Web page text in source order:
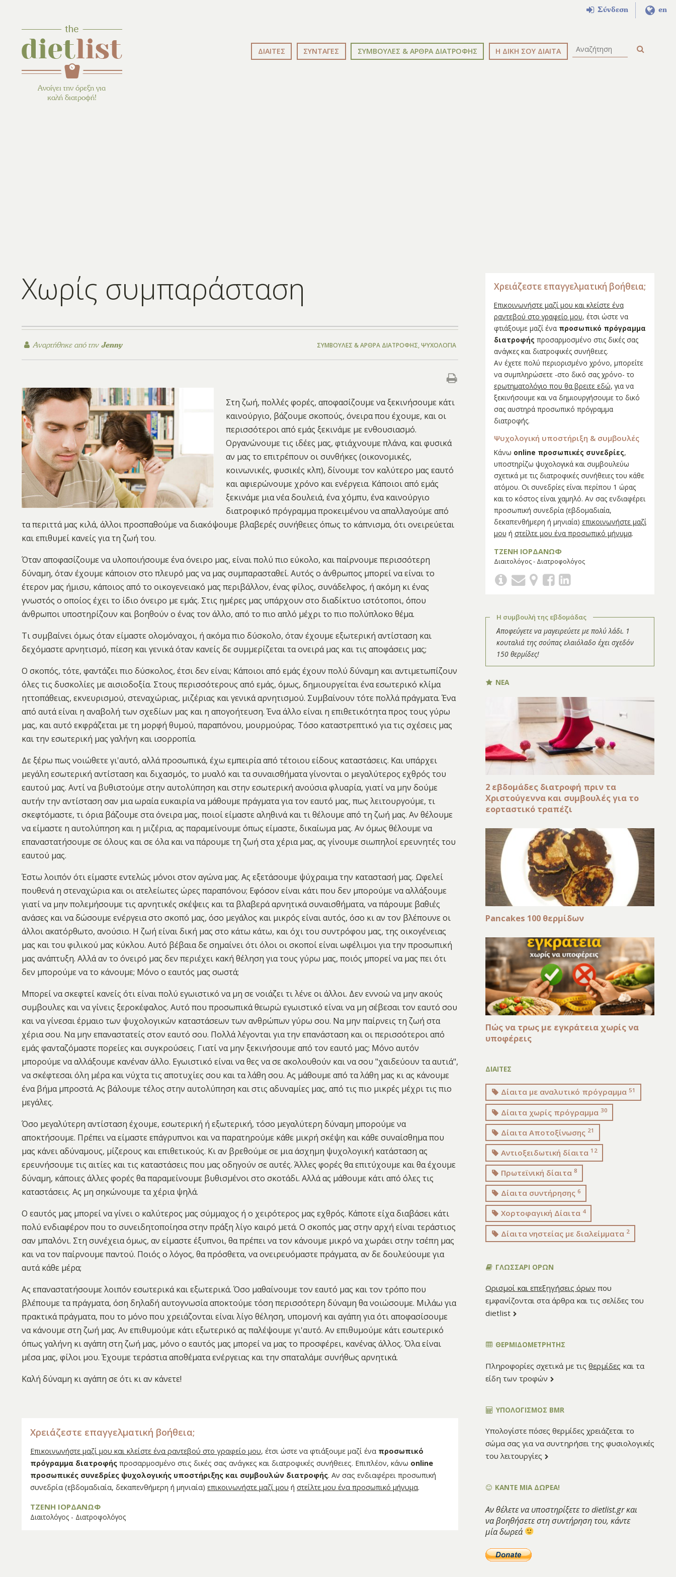
en
Σύνδεση
Ανοίγει την όρεξη για
καλή διατροφή!
ΔΙΑΙΤΕΣ ΣΥΝΤΑΓΕΣ ΣΥΜΒΟΥΛΕΣ & ΑΡΘΡΑ ΔΙΑΤΡΟΦΗΣ Η ΔΙΚΗ ΣΟΥ ΔΙΑΙΤΑ
Χωρίς συμπαράσταση
Αναρτήθηκε από τηνJenny ΣΥΜΒΟΥΛΈΣ & ΆΡΘΡΑ ΔΙΑΤΡΟΦΉΣ,ΨΥΧΟΛΟΓΊΑ
Στη ζωή, πολλές φορές, αποφασίζουμε να ξεκινήσουμε κάτι
καινούργιο, βάζουμε σκοπούς, όνειρα που έχουμε, και οι
περισσότεροι από εμάς ξεκινάμε με ενθουσιασμό.
Οργανώνουμε τις ιδέες μας, φτιάχνουμε πλάνα, και φυσικά
αν μας το επιτρέπουν οι συνθήκες (οικονομικές,
κοινωνικές, φυσικές κλπ), δίνουμε τον καλύτερο μας εαυτό
και αφιερώνουμε χρόνο και ενέργεια. Κάποιοι από εμάς
ξεκινάμε μια νέα δουλειά, ένα χόμπυ, ένα καινούργιο
διατροφικό πρόγραμμα προκειμένου να απαλλαγούμε από
τα περιττά μας κιλά, άλλοι προσπαθούμε να διακόψουμε βλαβερές συνήθειες όπως το κάπνισμα, ότι ονειρεύεται
και επιθυμεί κανείς για τη ζωή του.
Όταν αποφασίζουμε να υλοποιήσουμε ένα όνειρο μας, είναι πολύ πιο εύκολο, και παίρνουμε περισσότερη
δύναμη, όταν έχουμε κάποιον στο πλευρό μας να μας συμπαρασταθεί. Αυτός ο άνθρωπος μπορεί να είναι το
έτερον μας ήμισυ, κάποιος από το οικογενειακό μας περιβάλλον, ένας φίλος, συνάδελφος, ή ακόμη κι ένας
γνωστός ο οποίος έχει το ίδιο όνειρο με εμάς. Στις ημέρες μας υπάρχουν στο διαδίκτυο ιστότοποι, όπου
άνθρωποι υποστηρίζουν και βοηθούν ο ένας τον άλλο, από το πιο απλό μέχρι το πιο πολύπλοκο θέμα.
Τι συμβαίνει όμως όταν είμαστε ολομόναχοι, ή ακόμα πιο δύσκολο, όταν έχουμε εξωτερική αντίσταση και
δεχόμαστε αρνητισμό, πίεση και γενικά όταν κανείς δε συμμερίζεται τα ονειρά μας και τις αποφάσεις μας;
Ο σκοπός, τότε, φαντάζει πιο δύσκολος, έτσι δεν είναι; Κάποιοι από εμάς έχουν πολύ δύναμη και αντιμετωπίζουν
όλες τις δυσκολίες με αισιοδοξία. Στους περισσότερους από εμάς, όμως, δημιουργείται ένα εσωτερικό κλίμα
ηττοπάθειας, εκνευρισμού, στεναχώριας, μιζέριας και γενικά αρνητισμού. Συμβαίνουν τότε πολλά πράγματα. Ένα
από αυτά είναι η αναβολή των σχεδίων μας και η απογοήτευση. Ένα άλλο είναι η επιθετικότητα προς τους γύρω
μας, και αυτό εκφράζεται με τη μορφή θυμού, παραπόνου, μουρμούρας. Τόσο καταστρεπτικό για τις σχέσεις μας
και την εσωτερική μας γαλήνη και ισορροπία.
Δε ξέρω πως νοιώθετε γι'αυτό, αλλά προσωπικά, έχω εμπειρία από τέτοιου είδους καταστάσεις. Και υπάρχει
μεγάλη εσωτερική αντίσταση και διχασμός, το μυαλό και τα συναισθήματα γίνονται ο μεγαλύτερος εχθρός του
εαυτού μας. Αντί να βυθιστούμε στην αυτολύπηση και στην εσωτερική ανούσια φλυαρία, γιατί να μην δούμε
αυτήν την αντίσταση σαν μια ωραία ευκαιρία να μάθουμε πράγματα για τον εαυτό μας, πως λειτουργούμε, τι
σκεφτόμαστε, τι όρια βάζουμε στα όνειρα μας, ποιοί είμαστε αληθινά και τι θέλουμε από τη ζωή μας. Αν θέλουμε
να είμαστε η αυτολύπηση και η μιζέρια, ας παραμείνουμε όπως είμαστε, δικαίωμα μας. Αν όμως θέλουμε να
επαναστατήσουμε σε όλους και σε όλα και να πάρουμε τη ζωή στα χέρια μας, ας γίνουμε σιωπηλοί ερευνητές του
εαυτού μας.
Έστω λοιπόν ότι είμαστε εντελώς μόνοι στον αγώνα μας. Ας εξετάσουμε ψύχραιμα την καταστασή μας. Ωφελεί
πουθενά η στεναχώρια και οι ατελείωτες ώρες παραπόνου; Εφόσον είναι κάτι που δεν μπορούμε να αλλάξουμε
γιατί να μην πολεμήσουμε τις αρνητικές σκέψεις και τα βλαβερά αρνητικά συναισθήματα, να πάρουμε βαθιές
ανάσες και να δώσουμε ενέργεια στο σκοπό μας, όσο μεγάλος και μικρός είναι αυτός, όσο κι αν τον βλέπουνε οι
άλλοι ακατόρθωτο, ανούσιο. Η ζωή είναι δική μας στο κάτω κάτω, και όχι του συντρόφου μας, της οικογένειας
μας και του φιλικού μας κύκλου. Αυτό βέβαια δε σημαίνει ότι όλοι οι σκοποί είναι ωφέλιμοι για την προσωπική
μας ανάπτυξη. Αλλά αν το όνειρό μας δεν περιέχει κακή θέληση για τους γύρω μας, ποιός μπορεί να μας πει ότι
δεν μπορούμε να το κάνουμε; Μόνο ο εαυτός μας σωστά;
Μπορεί να σκεφτεί κανείς ότι είναι πολύ εγωιστικό να μη σε νοιάζει τι λένε οι άλλοι. Δεν εννοώ να μην ακούς
συμβουλες και να γίνεις ξεροκέφαλος. Αυτό που προσωπικά θεωρώ εγωιστικό είναι να μη σέβεσαι τον εαυτό σου
και να γίνεσαι έρμαιο των ψυχολογικών καταστάσεων των ανθρώπων γύρω σου. Να μην παίρνεις τη ζωή στα
χέρια σου. Να μην επαναστατείς στον εαυτό σου. Πολλά λέγονται για την επανάσταση και οι περισσότεροι από
εμάς φανταζόμαστε πορείες και συγκρούσεις. Γιατί να μην ξεκινήσουμε από τον εαυτό μας; Μόνο αυτόν
μπορούμε να αλλάξουμε κανέναν άλλο. Εγωιστικό είναι να θες να σε ακολουθούν και να σου "χαιδεύουν τα αυτιά",
να σκέφτεσαι όλη μέρα και νύχτα τις αποτυχίες σου και τα λάθη σου. Ας μάθουμε από τα λάθη μας κι ας κάνουμε
ένα βήμα μπροστά. Ας βάλουμε τέλος στην αυτολύπηση και στις αδυναμίες μας, από τις πιο μικρές μέχρι τις πιο
μεγάλες.
Όσο μεγαλύτερη αντίσταση έχουμε, εσωτερική ή εξωτερική, τόσο μεγαλύτερη δύναμη μπορούμε να
αποκτήσουμε. Πρέπει να είμαστε επάγρυπνοι και να παρατηρούμε κάθε μικρή σκέψη και κάθε συναίσθημα που
μας κάνει αδύναμους, μίζερους και επιθετικούς. Κι αν βρεθούμε σε μια άσχημη ψυχολογική κατάσταση ας
ερευνήσουμε τις αιτίες και τις καταστάσεις που μας οδηγούν σε αυτές. Άλλες φορές θα επιτύχουμε και θα έχουμε
δύναμη, κάποιες άλλες φορές θα παραμείνουμε βυθισμένοι στο σκοτάδι. Αλλά ας μάθουμε κάτι από όλες τις
καταστάσεις. Ας μη σηκώνουμε τα χέρια ψηλά.
Ο εαυτός μας μπορεί να γίνει ο καλύτερος μας σύμμαχος ή ο χειρότερος μας εχθρός. Κάποτε είχα διαβάσει κάτι
πολύ ενδιαφέρον που το συνειδητοποίησα στην πράξη λίγο καιρό μετά. Ο σκοπός μας στην αρχή είναι τεράστιος
σαν μπαλόνι. Στη συνέχεια όμως, αν είμαστε έξυπνοι, θα πρέπει να τον κάνουμε μικρό να χωράει στην τσέπη μας
και να τον παίρνουμε παντού. Ποιός ο λόγος, θα πρόσθετα, να ονειρευόμαστε πράγματα, αν δε δουλεύουμε για
αυτά κάθε μέρα;
Ας επαναστατήσουμε λοιπόν εσωτερικά και εξωτερικά. Όσο μαθαίνουμε τον εαυτό μας και τον τρόπο που
βλέπουμε τα πράγματα, όση δηλαδή αυτογνωσία αποκτούμε τόση περισσότερη δύναμη θα νοιώσουμε. Μιλάω για
πρακτικά πράγματα, που το μόνο που χρειάζονται είναι λίγο θέληση, υπομονή και αγάπη για ότι αποφασίσουμε
να κάνουμε στη ζωή μας. Αν επιθυμούμε κάτι εξωτερικό ας παλέψουμε γι'αυτό. Αν επιθυμούμε κάτι εσωτερικό
όπως γαλήνη κι αγάπη στη ζωή μας, μόνο ο εαυτός μας μπορεί να μας το προσφέρει, κανένας άλλος. Όλα είναι
μέσα μας, φίλοι μου. Έχουμε τεράστια αποθέματα ενέργειας και την σπαταλάμε συνήθως αρνητικά.
Καλή δύναμη κι αγάπη σε ότι κι αν κάνετε!
Χρειάζεστε επαγγελματική βοήθεια;
Επικοινωνήστε μαζί μου και κλείστε ένα ραντεβού στο γραφείο μου, έτσι ώστε να φτιάξουμε μαζί ένα προσωπικό
πρόγραμμα διατροφής προσαρμοσμένο στις δικές σας ανάγκες και διατροφικές συνήθειες. Επιπλέον, κάνω online
προσωπικές συνεδρίες ψυχολογικής υποστήριξης και συμβουλών διατροφής. Αν σας ενδιαφέρει προσωπική
συνεδρία (εβδομαδιαία, δεκαπενθήμερη ή μηνιαία)επικοινωνήστε μαζί μου ήστείλτε μου ένα προσωπικό μήνυμα.
ΤΖΕΝΗ ΙΟΡΔΑΝΩΦ
Διαιτολόγος - Διατροφολόγος
Χρειάζεστε επαγγελματική βοήθεια;
Επικοινωνήστε μαζί μου και κλείστε ένα
ραντεβού στο γραφείο μου, έτσι ώστε να
φτιάξουμε μαζί ένα προσωπικό πρόγραμμα
διατροφής προσαρμοσμένο στις δικές σας
ανάγκες και διατροφικές συνήθειες.
Αν έχετε πολύ περιορισμένο χρόνο, μπορείτε
να συμπληρώσετε -στο δικό σας χρόνο- το
ερωτηματολόγιο που θα βρειτε εδώ, για να
ξεκινήσουμε και να δημιουργήσουμε το δικό
σας αυστηρά προσωπικό πρόγραμμα
διατροφής.
Ψυχολογική υποστήριξη & συμβουλές
Κάνω online προσωπικές συνεδρίες,
υποστηρίζω ψυχολογικά και συμβουλεύω
σχετικά με τις διατροφικές συνήθειες του κάθε
ατόμου. Οι συνεδρίες είναι περίπου 1 ώρας
και το κόστος είναι χαμηλό. Αν σας ενδιαφέρει
προσωπική συνεδρία (εβδομαδιαία,
δεκαπενθήμερη ή μηνιαία) επικοινωνήστε μαζί
μου ή στείλτε μου ένα προσωπικό μήνυμα.
ΤΖΕΝΗ ΙΟΡΔΑΝΩΦ
Διαιτολόγος - Διατροφολόγος
Η συμβουλή της εβδομάδας
Αποφεύγετε να μαγειρεύετε με πολύ λάδι. 1
κουταλιά της σούπας ελαιόλαδο έχει σχεδόν
150 θερμίδες!
ΝΕΑ
2 εβδομάδες διατροφή πριν τα
Χριστούγεννα και συμβουλές για το
εορταστικό τραπέζι
Pancakes 100 θερμίδων
Πώς να τρως με εγκράτεια χωρίς να
υποφέρεις
ΔΙΑΙΤΕΣ
Δίαιτα με αναλυτικό πρόγραμμα51
Δίαιτα χωρίς πρόγραμμα 30
Δίαιτα Αποτοξίνωσης 21
Αντιοξειδωτική δίαιτα 12
Πρωτεϊνική δίαιτα8
Δίαιτα συντήρησης6
Χορτοφαγική Δίαιτα 4
Δίαιτα νηστείας με διαλείμματα 2
ΓΛΩΣΣΑΡΙ ΟΡΩΝ
Ορισμοί και επεξηγήσεις όρων που
εμφανίζονται στα άρθρα και τις σελίδες του
dietlist
ΘΕΡΜΙΔΟΜΕΤΡΗΤΗΣ
Πληροφορίες σχετικά με τιςθερμίδες και τα
είδη των τροφών
ΥΠΟΛΟΓΙΣΜΌΣ BMR
Υπολογίστε πόσες θερμίδες χρειάζεται το
σώμα σας για να συντηρήσει της φυσιολογικές
του λειτουργίες
ΚΑΝΤΕ ΜΙΑ ΔΩΡΕΑ!
Αν θέλετε να υποστηρίξετε το dietlist.gr και
να βοηθήσετε στη συντήρηση του, κάντε
μία δωρεά